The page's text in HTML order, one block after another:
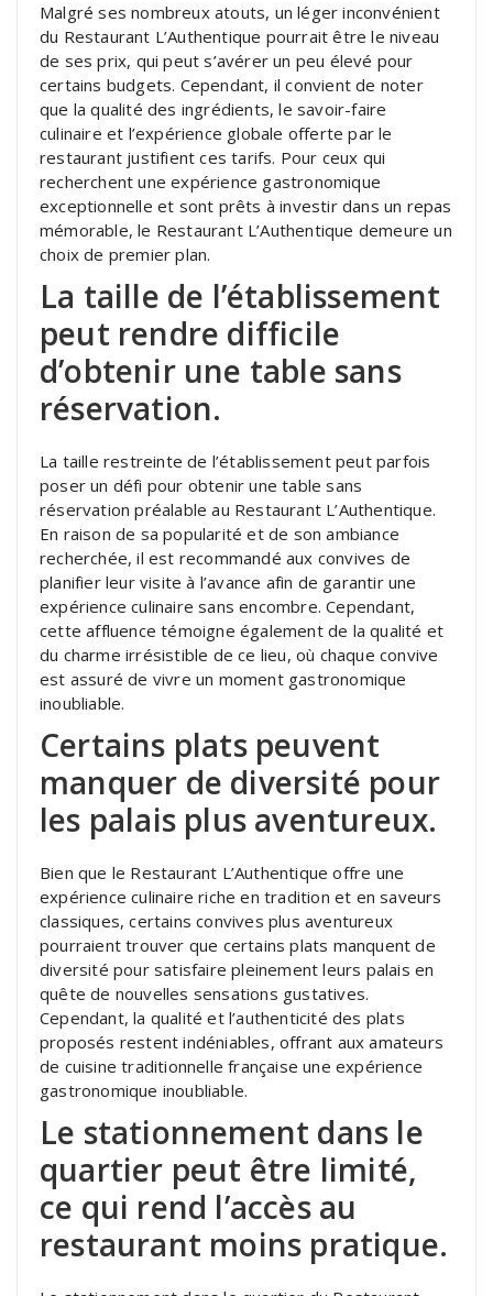
Malgré ses nombreux atouts, un léger inconvénient
du Restaurant L’Authentique pourrait être le niveau
de ses prix, qui peut s’avérer un peu élevé pour
certains budgets. Cependant, il convient de noter
que la qualité des ingrédients, le savoir-faire
culinaire et l’expérience globale offerte par le
restaurant justifient ces tarifs. Pour ceux qui
recherchent une expérience gastronomique
exceptionnelle et sont prêts à investir dans un repas
mémorable, le Restaurant L’Authentique demeure un
choix de premier plan.
La taille de l’établissement
peut rendre difficile
d’obtenir une table sans
réservation.
La taille restreinte de l’établissement peut parfois
poser un défi pour obtenir une table sans
réservation préalable au Restaurant L’Authentique.
En raison de sa popularité et de son ambiance
recherchée, il est recommandé aux convives de
planifier leur visite à l’avance afin de garantir une
expérience culinaire sans encombre. Cependant,
cette affluence témoigne également de la qualité et
du charme irrésistible de ce lieu, où chaque convive
est assuré de vivre un moment gastronomique
inoubliable.
Certains plats peuvent
manquer de diversité pour
les palais plus aventureux.
Bien que le Restaurant L’Authentique offre une
expérience culinaire riche en tradition et en saveurs
classiques, certains convives plus aventureux
pourraient trouver que certains plats manquent de
diversité pour satisfaire pleinement leurs palais en
quête de nouvelles sensations gustatives.
Cependant, la qualité et l’authenticité des plats
proposés restent indéniables, offrant aux amateurs
de cuisine traditionnelle française une expérience
gastronomique inoubliable.
Le stationnement dans le
quartier peut être limité,
ce qui rend l’accès au
restaurant moins pratique.